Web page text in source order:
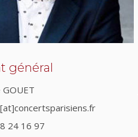
général
GOUET
24 16 97